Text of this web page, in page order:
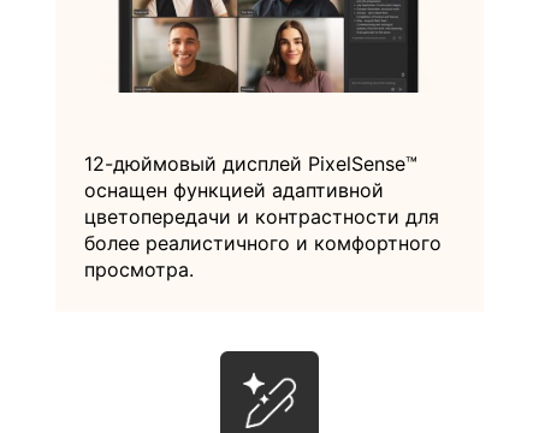
12-дюймовый дисплей PixelSense™
оснащен функцией адаптивной
цветопередачи и контрастности для
более реалистичного и комфортного
просмотра.